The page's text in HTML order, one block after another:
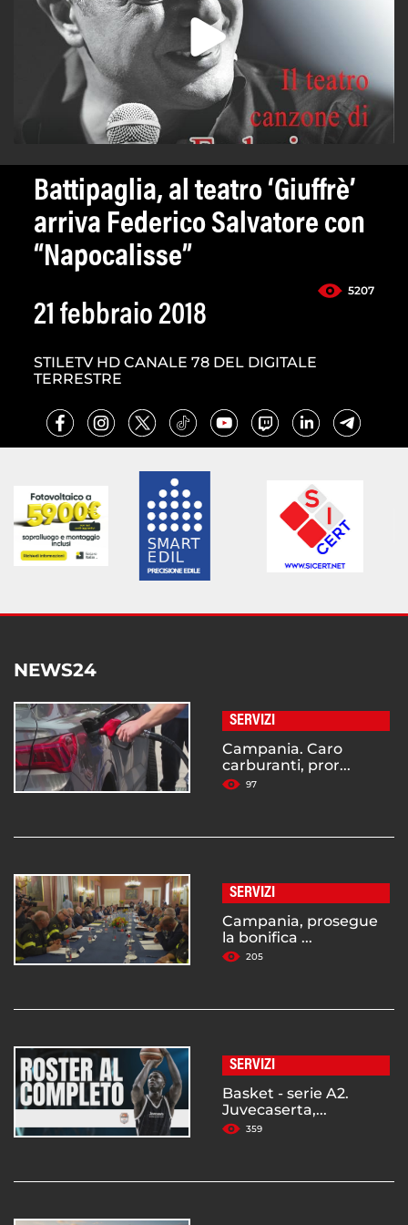
Battipaglia, al teatro ‘Giuffrè’
arriva Federico Salvatore con
“Napocalisse”
5207
21 febbraio 2018
STILETV HD CANALE 78 DEL DIGITALE
TERRESTRE
NEWS24
SERVIZI
Campania. Caro
carburanti, pror...
97
SERVIZI
Campania, prosegue
la bonifica ...
205
SERVIZI
Basket - serie A2.
Juvecaserta,...
359